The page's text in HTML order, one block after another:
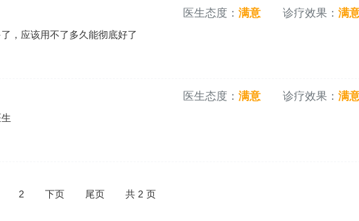
医生态度： 满意 诊疗效果： 满
，应该用不了多久能彻底好了
医生态度： 满意 诊疗效果： 满
2 下页 尾页 共 2 页